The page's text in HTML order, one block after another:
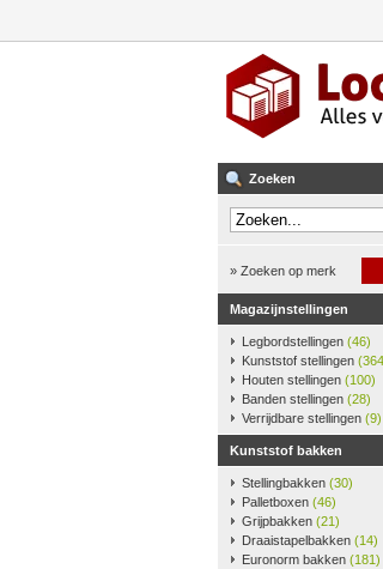
Zoeken
» Zoeken op merk
Magazijnstellingen
Legbordstellingen (46)
Kunststof stellingen
Houten stellingen (100)
Banden stellingen (28)
Verrijdbare stellingen (9)
Kunststof bakken
Stellingbakken (30)
Palletboxen (46)
Grijpbakken (21)
Draaistapelbakken (14)
Euronorm bakken (181)